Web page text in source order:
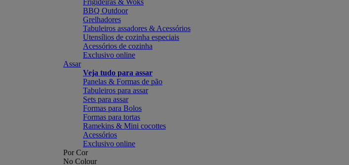
Frigideiras & Woks
BBQ Outdoor
Grelhadores
Tabuleiros assadores & Acessórios
Utensílios de cozinha especiais
Acessórios de cozinha
Exclusivo online
Assar
Veja tudo para assar
Panelas & Formas de pão
Tabuleiros para assar
Sets para assar
Formas para Bolos
Formas para tortas
Ramekins & Mini cocottes
Acessórios
Exclusivo online
Por Cor
No Colour